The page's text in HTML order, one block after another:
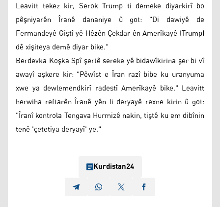
Leavitt tekez kir, Serok Trump ti demeke diyarkirî bo
pêşniyarên Îranê dananiye û got: "Di dawiyê de
Fermandeyê Giştî yê Hêzên Çekdar ên Amerîkayê (Trump)
dê xişiteya demê diyar bike."
Berdevka Koşka Spî şertê sereke yê bidawîkirina şer bi vî
awayî aşkere kir: "Pêwîst e Îran razî bibe ku uranyuma
xwe ya dewlemendkirî radestî Amerîkayê bike." Leavitt
herwiha reftarên Îranê yên li deryayê rexne kirin û got:
"Îranî kontrola Tengava Hurmizê nakin, tiştê ku em dibînin
tenê 'çetetiya deryayî' ye."
Kurdistan24